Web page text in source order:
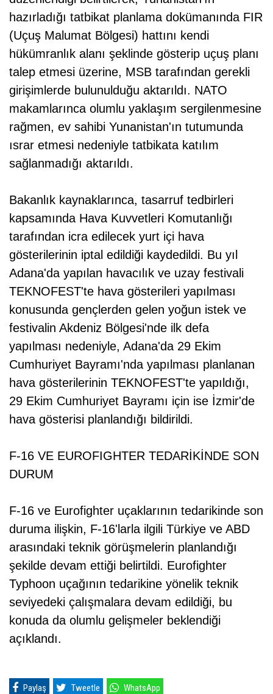
hazırladığı tatbikat planlama dokümanında FIR
(Uçuş Malumat Bölgesi) hattını kendi
hükümranlık alanı şeklinde gösterip uçuş planı
talep etmesi üzerine, MSB tarafından gerekli
girişimlerde bulunulduğu aktarıldı. NATO
makamlarınca olumlu yaklaşım sergilenmesine
rağmen, ev sahibi Yunanistan'ın tutumunda
ısrar etmesi nedeniyle tatbikata katılım
sağlanmadığı aktarıldı.
Bakanlık kaynaklarınca, tasarruf tedbirleri
kapsamında Hava Kuvvetleri Komutanlığı
tarafından icra edilecek yurt içi hava
gösterilerinin iptal edildiği kaydedildi. Bu yıl
Adana'da yapılan havacılık ve uzay festivali
TEKNOFEST'te hava gösterileri yapılması
konusunda gençlerden gelen yoğun istek ve
festivalin Akdeniz Bölgesi'nde ilk defa
yapılması nedeniyle, Adana'da 29 Ekim
Cumhuriyet Bayramı'nda yapılması planlanan
hava gösterilerinin TEKNOFEST'te yapıldığı,
29 Ekim Cumhuriyet Bayramı için ise İzmir'de
hava gösterisi planlandığı bildirildi.
F-16 VE EUROFIGHTER TEDARİKİNDE SON
DURUM
F-16 ve Eurofighter uçaklarının tedarikinde son
duruma ilişkin, F-16'larla ilgili Türkiye ve ABD
arasındaki teknik görüşmelerin planlandığı
şekilde devam ettiği belirtildi. Eurofighter
Typhoon uçağının tedarikine yönelik teknik
seviyedeki çalışmalara devam edildiği, bu
konuda da olumlu gelişmeler beklendiği
açıklandı.
Paylaş Tweetle WhatsApp